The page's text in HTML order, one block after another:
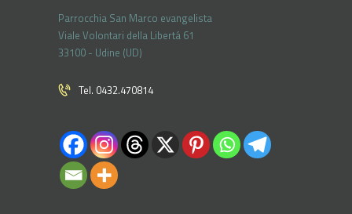
Parrocchia San Marco evangelista
Viale Volontari della Libertá 61
33100 - Udine (UD)
Tel. 0432.470814